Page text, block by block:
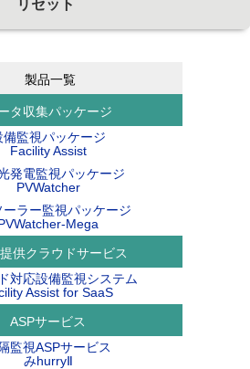
リセット
製品一覧
タ収集パッケージ
備監視パッケージ
Facility Assist
発電監視パッケージ
PVWatcher
ーラー監視パッケージ
Mega
供クラウドサービス
対応設備監視システム
Assist for SaaS
ASPサービス
監視ASPサービス
みhurryⅡ